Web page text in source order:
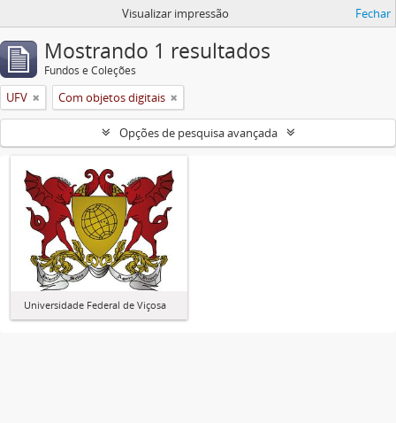
Visualizar impressão Fechar
Mostrando 1 resultados
Fundos e Coleções
UFV Com objetos digitais
Opções de pesquisa avançada
Universidade Federal de Viçosa